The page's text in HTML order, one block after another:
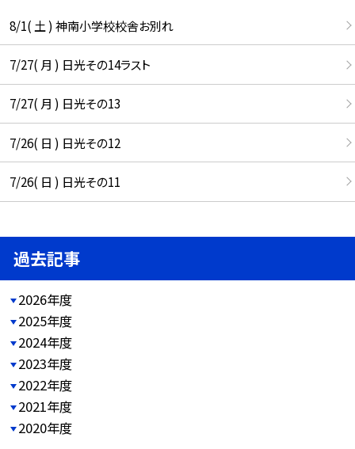
8/1( 土 ) 神南小学校校舎お別れ
7/27( 月 ) 日光その14ラスト
7/27( 月 ) 日光その13
7/26( 日 ) 日光その12
7/26( 日 ) 日光その11
過去記事
2026年度
2025年度
2024年度
2023年度
2022年度
2021年度
2020年度